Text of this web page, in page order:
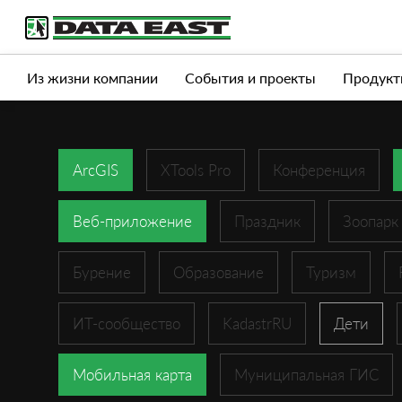
Услуги Продукты Истории успеха
Из жизни компании События и проекты
ArcGIS XTools Pro Конференция
Веб-приложение Праздник Зоопарк
Бурение Образование Туризм
ИТ-сообщество KadastrRU Дети
Мобильная карта Муниципальная ГИС